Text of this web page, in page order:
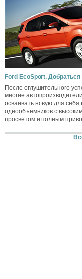
Ford EcoSport.
После оглушительного
многие
осваивать новую для
однообъемников с
просветом и полным